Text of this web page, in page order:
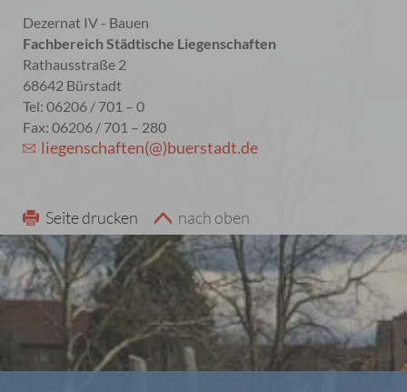
Dezernat IV - Bauen
Fachbereich Städtische Liegenschaften
Rathausstraße 2
68642 Bürstadt
Tel: 06206 / 701 – 0
Fax: 06206 / 701 – 280
liegenschaften(@)buerstadt.de
Seite drucken nach oben